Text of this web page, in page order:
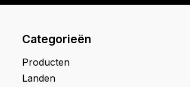
Categorieën
Producten
Landen